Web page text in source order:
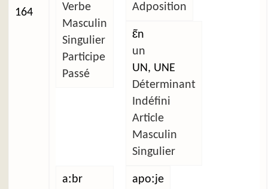
164
Verbe
Masculin
Singulier
Participe
Passé
Adposition
ɛ̃n
un
UN, UNE
Déterminant
Indéfini
Article
Masculin
Singulier
aːbr
apoːje